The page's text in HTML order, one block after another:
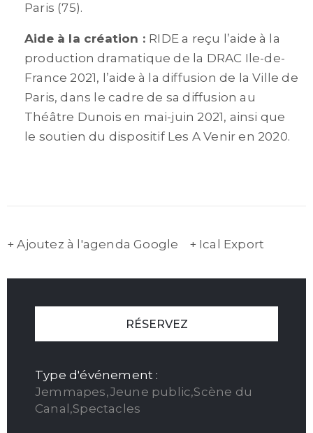
Paris (75).
Aide à la création : RIDE a reçu l’aide à la
production dramatique de la DRAC Ile-de-
France 2021, l’aide à la diffusion de la Ville de
Paris, dans le cadre de sa diffusion au
Théâtre Dunois en mai-juin 2021, ainsi que
le soutien du dispositif Les A Venir en 2020.
+ Ajoutez à l'agenda Google + Ical Export
RÉSERVEZ
Type d'événement :
Jemmapes,Jeune public,Scène du
Canal,Spectacles